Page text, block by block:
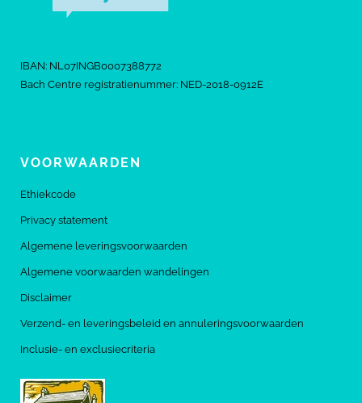
IBAN: NL07INGB0007388772
Bach Centre registratienummer: NED-2018-0912E
VOORWAARDEN
Ethiekcode
Privacy statement
Algemene leveringsvoorwaarden
Algemene voorwaarden wandelingen
Disclaimer
Verzend- en leveringsbeleid en annuleringsvoorwaarden
Inclusie- en exclusiecriteria